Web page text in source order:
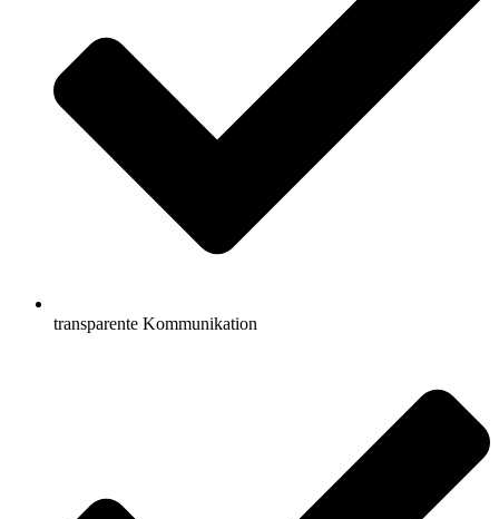
transparente Kommunikation